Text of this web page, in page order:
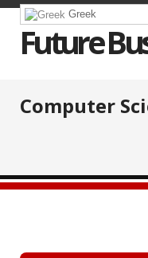
Greek
Future
Computer